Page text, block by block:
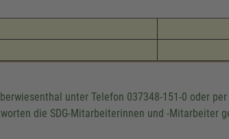
unter Telefon 037348-151-0 oder
die SDG-Mitarbeiterinnen und -Mitarbeiter